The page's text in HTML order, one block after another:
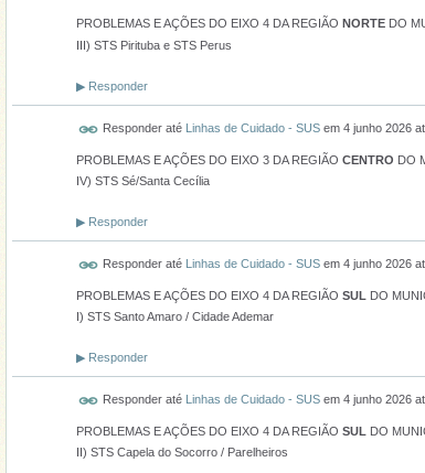
PROBLEMAS E AÇÕES DO EIXO 4 DA REGIÃO NORTE DO
III) STS Pirituba e STS Perus
▶ Responder
Responder até Linhas de Cuidado - SUS em 4 junho 2026
PROBLEMAS E AÇÕES DO EIXO 3 DA REGIÃO CENTRO DO
IV) STS Sé/Santa Cecília
▶ Responder
Responder até Linhas de Cuidado - SUS em 4 junho 2026
PROBLEMAS E AÇÕES DO EIXO 4 DA REGIÃO SUL DO
I) STS Santo Amaro / Cidade Ademar
▶ Responder
Responder até Linhas de Cuidado - SUS em 4 junho 2026
PROBLEMAS E AÇÕES DO EIXO 4 DA REGIÃO SUL DO
II) STS Capela do Socorro / Parelheiros